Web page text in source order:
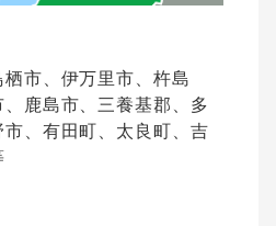
市、伊万里市、杵島
鹿島市、三養基郡、多
、有田町、太良町、吉